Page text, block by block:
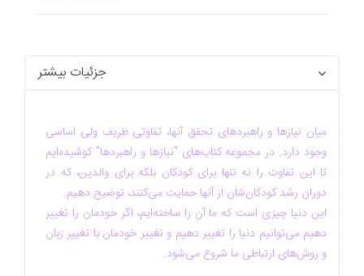
جزئیات بیشتر
میان نیازها و راهبردهای تحقق آنها، تفاوتی ظریف ولی اساسی
وجود دارد. در مجموعه کتاب‌های "نیازها و راهبردها" کوشیده‌ایم
تا این تفاوت را نه تنها برای کودکان بلکه برای والدین، که در
دوران رشد کودکان‌شان از آنها حمایت می‌کنند، توضیح دهیم.
این دنیا چیزی است که ما آن را ساخته‌ایم، اگر خودمان را تغییر
دهیم می‌توانیم دنیا را تغییر دهیم و تغییر خودمان با تغییر زبان
و روش‌های ارتباطی ما شروع می‌شود.